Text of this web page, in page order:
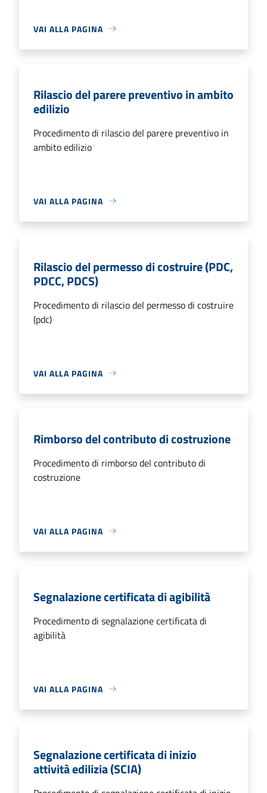
VAI ALLA PAGINA
Rilascio del parere preventivo in ambito
edilizio
Procedimento di rilascio del parere preventivo in
ambito edilizio
VAI ALLA PAGINA
Rilascio del permesso di costruire (PDC,
PDCC, PDCS)
Procedimento di rilascio del permesso di costruire
(pdc)
VAI ALLA PAGINA
Rimborso del contributo di costruzione
Procedimento di rimborso del contributo di
costruzione
VAI ALLA PAGINA
Segnalazione certificata di agibilità
Procedimento di segnalazione certificata di
agibilità
VAI ALLA PAGINA
Segnalazione certificata di inizio
attività edilizia (SCIA)